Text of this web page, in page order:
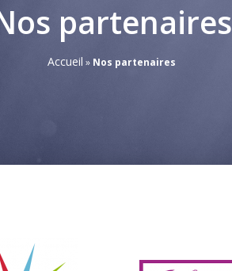
partenaires
Accueil » Nos partenaires